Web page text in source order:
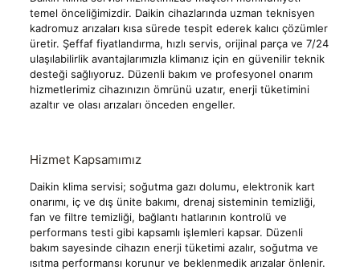
temel önceliğimizdir. Daikin cihazlarında uzman teknisyen
kadromuz arızaları kısa sürede tespit ederek kalıcı çözümler
üretir. Şeffaf fiyatlandırma, hızlı servis, orijinal parça ve 7/24
ulaşılabilirlik avantajlarımızla klimanız için en güvenilir teknik
desteği sağlıyoruz. Düzenli bakım ve profesyonel onarım
hizmetlerimiz cihazınızın ömrünü uzatır, enerji tüketimini
azaltır ve olası arızaları önceden engeller.
Hizmet Kapsamımız
Daikin klima servisi; soğutma gazı dolumu, elektronik kart
onarımı, iç ve dış ünite bakımı, drenaj sisteminin temizliği,
fan ve filtre temizliği, bağlantı hatlarının kontrolü ve
performans testi gibi kapsamlı işlemleri kapsar. Düzenli
bakım sayesinde cihazın enerji tüketimi azalır, soğutma ve
ısıtma performansı korunur ve beklenmedik arızalar önlenir.